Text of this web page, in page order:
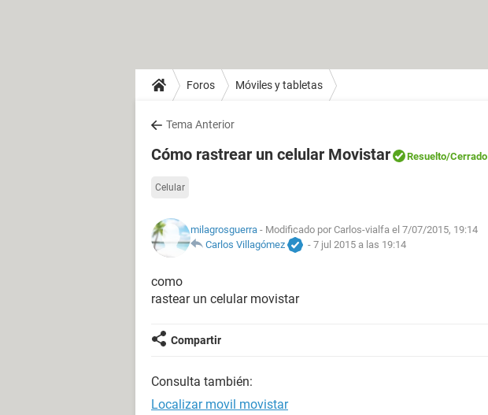
Foros Móviles y tabletas
Tema Anterior
Cómo rastrear un celular Movistar Resuelto/Cerrado
Celular
milagrosguerra - Modificado por Carlos-vialfa el 7/07/2015, 19:14
Carlos Villagómez
- 7 jul 2015 a las 19:14
como
rastear un celular movistar
Compartir
Consulta también:
Localizar movil movistar